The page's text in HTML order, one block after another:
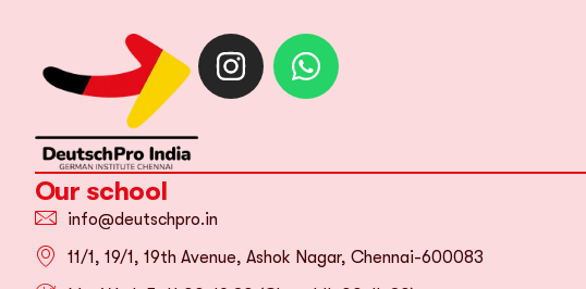
Our school
info@deutschpro.in
11/1, 19/1, 19th Avenue, Ashok Nagar, Chennai-600083